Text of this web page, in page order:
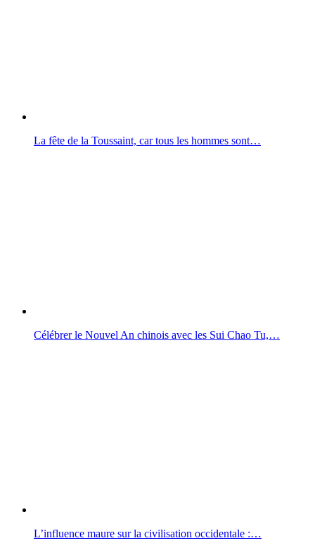
La fête de la Toussaint, car tous les hommes sont…
Célébrer le Nouvel An chinois avec les Sui Chao Tu,…
L’influence maure sur la civilisation occidentale :…